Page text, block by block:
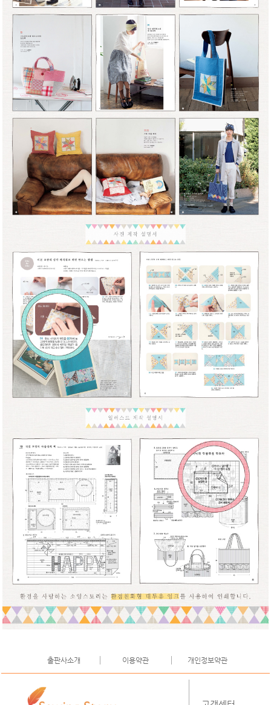
출판사소개 이용약관 개인정보약관